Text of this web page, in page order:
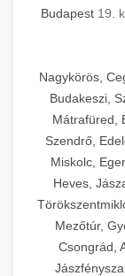
Budapest 19.
Nagykörös,
Budakeszi,
Mátrafüred,
Szendrő,
Miskolc,
Heves,
Mezőtúr,
Csongrád,